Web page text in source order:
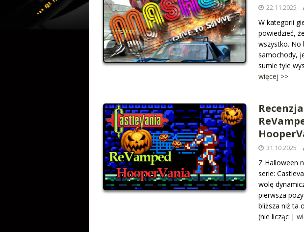
22.11.2025
W kategorii
powiedzieć,
wszystko. No
samochody,
sumie tyle
więcej >>
31.10.2025
Z Halloween
serie:
wolę
pierwsza
bliższa niż ta
(nie licząc |